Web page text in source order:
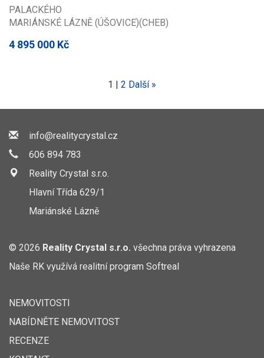
PALACKÉHO
MARIÁNSKÉ LÁZNĚ (ÚŠOVICE)(CHEB)
4 895 000 Kč
1 | 2 Další »
info@realitycrystal.cz
606 894 783
Reality Crystal s.r.o.
Hlavní Třída 629/1
Mariánské Lázně
© 2026 Reality Crystal s.r.o. všechna práva vyhrazena
Naše RK využívá realitní program Softreal
NEMOVITOSTI
NABÍDNĚTE NEMOVITOST
RECENZE